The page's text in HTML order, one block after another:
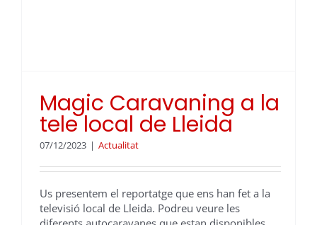
Magic Caravaning a la
tele local de Lleida
07/12/2023 | Actualitat
Us presentem el reportatge que ens han fet a la
televisió local de Lleida. Podreu veure les